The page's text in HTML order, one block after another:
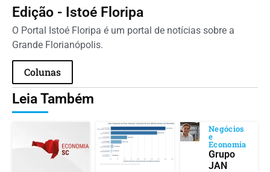
Edição - Istoé Floripa
O Portal Istoé Floripa é um portal de notícias sobre a
Grande Florianópolis.
Colunas
Leia Também
Negócios
e
Economia
Grupo
JAN